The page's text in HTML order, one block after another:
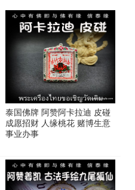
泰国佛牌 阿赞阿卡拉迪 皮碰
成愿招财 人缘桃花 赌博生意
事业办事